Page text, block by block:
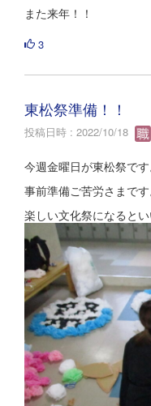
また来年！！
3
東松祭準備！！
投稿日時 : 2022/10/18
今週金曜日が東松祭です
事前準備ご苦労さまです
楽しい文化祭になるとい